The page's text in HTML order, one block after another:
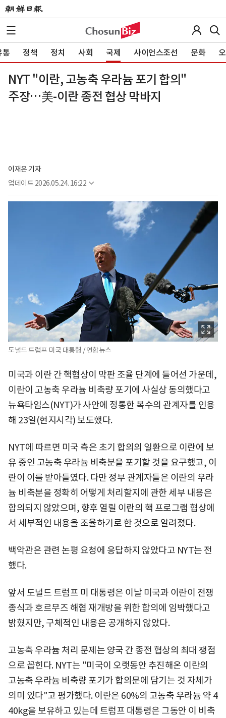
통 정책 정치 사회 국제 사이언스조선 문화
NYT "이란, 고농축 우라늄 포기 합의"
주장…美-이란 종전 협상 막바지
이재은 기자
업데이트 2026.05.24. 16:22
도널드 트럼프 미국 대통령 / 연합뉴스
미국과 이란 간 핵협상이 막판 조율 단계에 들어선 가운데,
이란이 고농축 우라늄 비축량 포기에 사실상 동의했다고
뉴욕타임스(NYT)가 사안에 정통한 복수의 관계자를 인용
해 23일(현지시각) 보도했다.
NYT에 따르면 미국 측은 초기 합의의 일환으로 이란에 보
유 중인 고농축 우라늄 비축분을 포기할 것을 요구했고, 이
란이 이를 받아들였다. 다만 정부 관계자들은 이란의 우라
늄 비축분을 정확히 어떻게 처리할지에 관한 세부 내용은
합의되지 않았으며, 향후 열릴 이란의 핵 프로그램 협상에
서 세부적인 내용을 조율하기로 한 것으로 알려졌다.
백악관은 관련 논평 요청에 응답하지 않았다고 NYT는 전
했다.
앞서 도널드 트럼프 미 대통령은 이날 미국과 이란이 전쟁
종식과 호르무즈 해협 재개방을 위한 합의에 임박했다고
밝혔지만, 구체적인 내용은 공개하지 않았다.
고농축 우라늄 처리 문제는 양국 간 종전 협상의 최대 쟁점
으로 꼽힌다. NYT는 "미국이 오랫동안 추진해온 이란의
고농축 우라늄 비축량 포기가 합의문에 담기는 것 자체가
의미 있다"고 평가했다. 이란은 60%의 고농축 우라늄 약 4
40kg을 보유하고 있는데 트럼프 대통령은 그동안 이 비축